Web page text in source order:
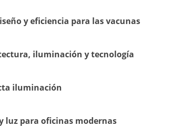
y eficiencia para las vacunas
iluminación y tecnología
iluminación
luz para oficinas modernas